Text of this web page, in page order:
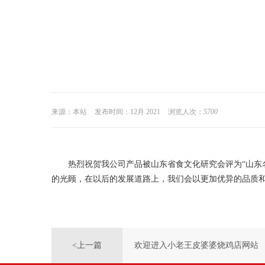
来源：本站 发布时间：12月 2021 浏览人次： 5700
热烈祝贺我公司产品被山东省食文化研究会评为“山
的光顾，在以后的发展道路上，我们会以更加优异的品质
<上一篇 欢迎进入小老王皮婆婆烧鸡店网站